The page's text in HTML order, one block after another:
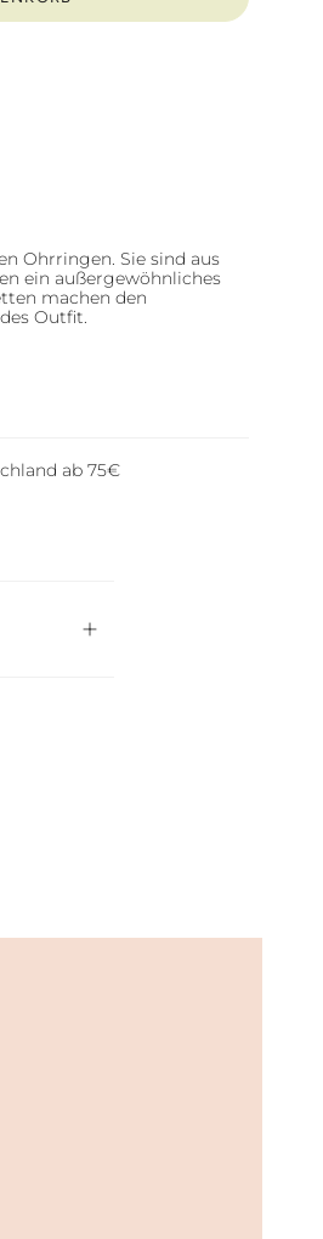
Ohrringen. Sie sind aus
ein außergewöhnliches
machen den
Outfit.
ab 75€